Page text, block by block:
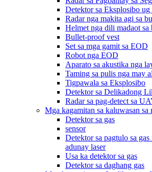
Detektor sa Eksplosibo
Radar nga makita agi sa
Helmet nga dili madaot sa
Bullet-proof vest
Set sa mga gamit sa EOD
Robot nga EOD
Aparato sa akustika nga
Taming sa pulis nga may
Tigpawala sa Eksplosibo
Detektor sa Delikadong
Radar sa pag-detect sa
Mga kagamitan sa kaluwasan sa
Detektor sa gas
sensor
Detektor sa pagtulo sa gas
adunay laser
Usa ka detektor sa gas
Detektor sa daghang gas